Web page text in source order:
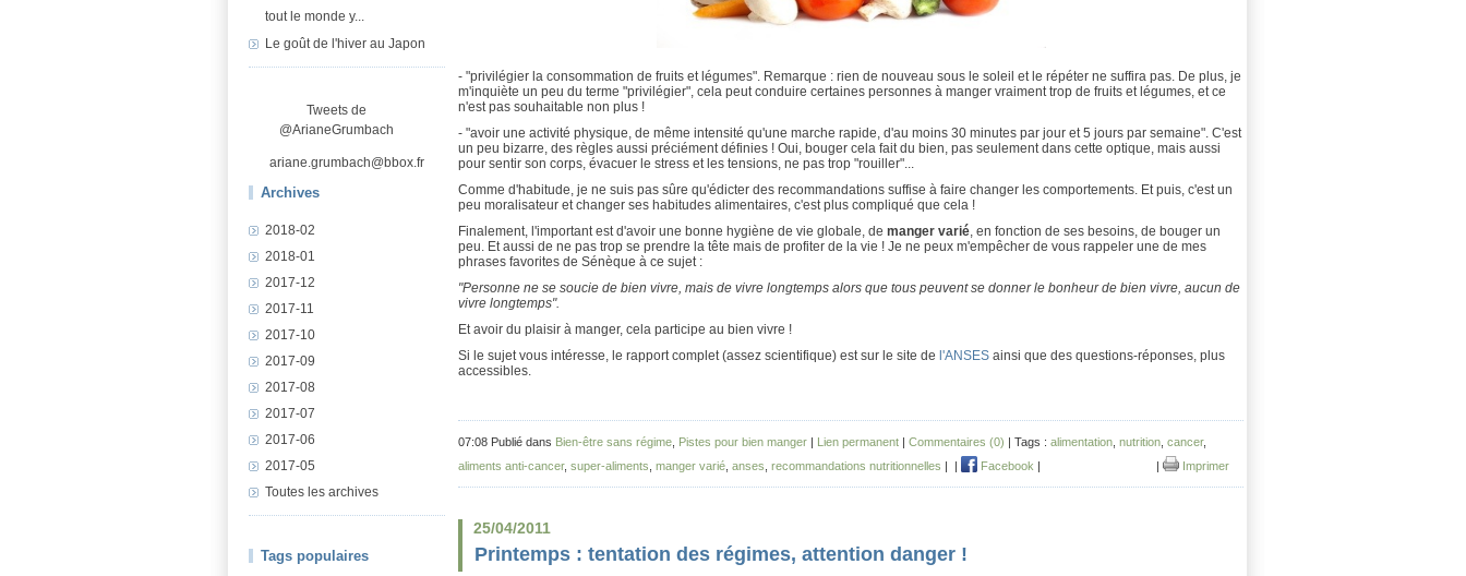
tout le monde y...
Le goût de l'hiver au Japon
Tweets de
@ArianeGrumbach
ariane.grumbach@bbox.fr
Archives
2018-02
2018-01
2017-12
2017-11
2017-10
2017-09
2017-08
2017-07
2017-06
2017-05
Toutes les archives
Tags populaires
- "privilégier la consommation de fruits et légumes". Remarque : rien de nouveau sous le soleil et le répéter ne suffira pas. De plus, je
m'inquiète un peu du terme "privilégier", cela peut conduire certaines personnes à manger vraiment trop de fruits et légumes, et ce
n'est pas souhaitable non plus !
- "avoir une activité physique , de même intensité qu'une marche rapide, d'au moins 30 minutes par jour et 5 jours par semaine". C'est
un peu bizarre, des règles aussi préciément définies ! Oui, bouger cela fait du bien, pas seulement dans cette optique, mais aussi
pour sentir son corps, évacuer le stress et les tensions, ne pas trop "rouiller"...
Comme d'habitude, je ne suis pas sûre qu'édicter des recommandations suffise à faire changer les comportements. Et puis, c'est un
peu moralisateur et changer ses habitudes alimentaires, c'est plus compliqué que cela !
Finalement, l'important est d'avoir une bonne hygiène de vie globale, de manger varié , en fonction de ses besoins, de bouger un
peu. Et aussi de ne pas trop se prendre la tête mais de profiter de la vie ! Je ne peux m'empêcher de vous rappeler une de mes
phrases favorites de Sénèque à ce sujet :
"Personne ne se soucie de bien vivre, mais de vivre longtemps alors que tous peuvent se donner le bonheur de bien vivre, aucun de
vivre longtemps".
Et avoir du plaisir à manger, cela participe au bien vivre !
Si le sujet vous intéresse, le rapport complet (assez scientifique) est sur le site de l'ANSES ainsi que des questions-réponses, plus
accessibles.
07:08 Publié dans Bien-être sans régime Pistes pour bien manger | Lien permanent | Commentaires (0) | Tags : alimentation nutrition cancer,
aliments anti-cancer, super-aliments manger varié anses recommandations nutritionnelles | | Facebook | | Imprimer
25/04/2011
Printemps : tentation des régimes, attention danger !